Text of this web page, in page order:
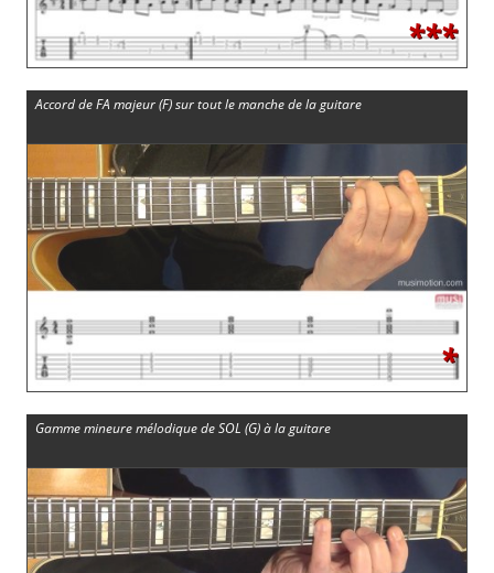
***
Accord de FA majeur (F) sur tout le manche de la guitare
*
Gamme mineure mélodique de SOL (G) à la guitare